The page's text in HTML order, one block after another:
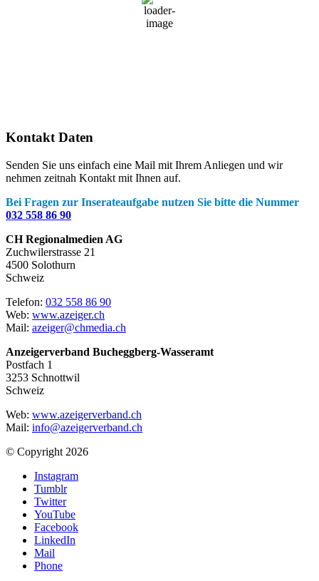
Kontakt Daten
Senden Sie uns einfach eine Mail mit Ihrem Anliegen und wir
nehmen zeitnah Kontakt mit Ihnen auf.
Bei Fragen zur Inserateaufgabe nutzen Sie bitte die Nummer
032 558 86 90
CH Regionalmedien AG
Zuchwilerstrasse 21
4500 Solothurn
Schweiz
Telefon: 032 558 86 90
Web: www.azeiger.ch
Mail: azeiger@chmedia.ch
Anzeigerverband Bucheggberg-Wasseramt
Postfach 1
3253 Schnottwil
Schweiz
Web: www.azeigerverband.ch
Mail: info@azeigerverband.ch
© Copyright 2026
Instagram
Tumblr
Twitter
YouTube
Facebook
LinkedIn
Mail
Phone